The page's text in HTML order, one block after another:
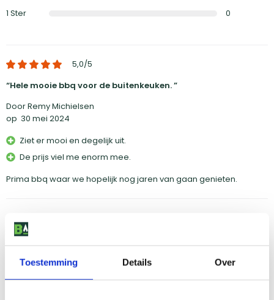
Toestemming Details Over
1 Ster 0
5,0/5
Hele mooie bbq voor de buitenkeuken.
Door Remy Michielsen
op 30 mei 2024
Ziet er mooi en degelijk uit.
De prijs viel me enorm mee.
Prima bbq waar we hopelijk nog jaren van gaan genieten.
Geweldige BBQ en zeer snelle levering
Door Edwin